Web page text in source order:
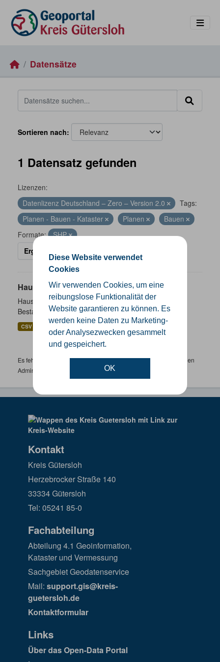
Diese Website verwendet
Cookies
Wir verwenden Cookies, um eine
reibungslose Funktionalität der
Website garantieren zu können. Es
werden keine Daten zu Marketing-
oder Analysezwecken gesammelt
und gespeichert.
OK
Datensätze
Sortieren nach
1 Datensatz gefunden
Lizenzen:
Datenlizenz Deutschland – Zero – Version 2.0
Tags:
Planen - Bauen - Kataster
Planen
Bauen
Formate:
SHP
Ergebnisse filtern
Hausnummernkoordinaten
Hausnummernkoordinaten abgeleitet aus dem ALKIS-
Bestand
CSV
Es fehlen spezifische Datensätze? Wenden Sie sich bitte an einen
Administrator unter:
support.gis@kreis-guetersloh.de
Kontakt
Kreis Gütersloh
Herzebrocker Straße 140
33334 Gütersloh
Tel: 05241 85-0
Fachabteilung
Abteilung 4.1 Geoinformation,
Kataster und Vermessung
Sachgebiet Geodatenservice
Mail: support.gis@kreis-
guetersloh.de
Kontaktformular
Links
Über das Open-Data Portal